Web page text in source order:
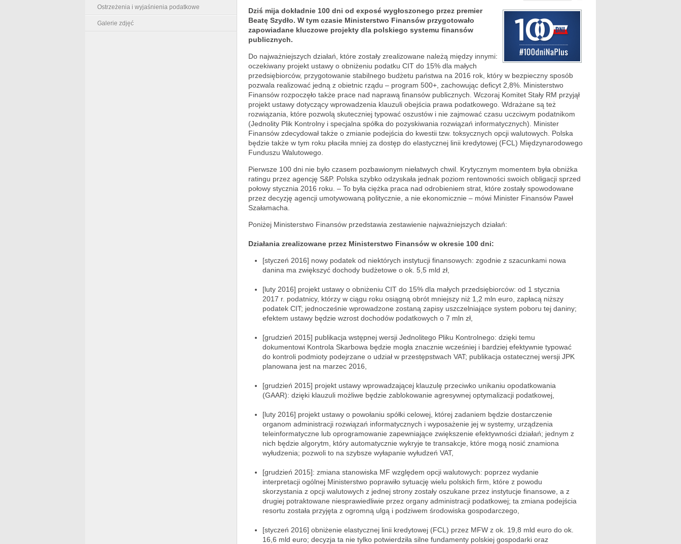
Ostrzeżenia i wyjaśnienia podatkowe
Galerie zdjęć
Dziś mija dokładnie 100 dni od exposé wygłoszonego przez premier
Beatę Szydło. W tym czasie Ministerstwo Finansów przygotowało
zapowiadane kluczowe projekty dla polskiego systemu finansów
publicznych.
Do najważniejszych działań, które zostały zrealizowane należą między innymi:
oczekiwany projekt ustawy o obniżeniu podatku CIT do 15% dla małych
przedsiębiorców, przygotowanie stabilnego budżetu państwa na 2016 rok, który w bezpieczny sposób
pozwala realizować jedną z obietnic rządu – program 500+, zachowując deficyt 2,8%. Ministerstwo
Finansów rozpoczęło także prace nad naprawą finansów publicznych. Wczoraj Komitet Stały RM przyjął
projekt ustawy dotyczący wprowadzenia klauzuli obejścia prawa podatkowego. Wdrażane są też
rozwiązania, które pozwolą skuteczniej typować oszustów i nie zajmować czasu uczciwym podatnikom
(Jednolity Plik Kontrolny i specjalna spółka do pozyskiwania rozwiązań informatycznych). Minister
Finansów zdecydował także o zmianie podejścia do kwestii tzw. toksycznych opcji walutowych. Polska
będzie także w tym roku płaciła mniej za dostęp do elastycznej linii kredytowej (FCL) Międzynarodowego
Funduszu Walutowego.
Pierwsze 100 dni nie było czasem pozbawionym niełatwych chwil. Krytycznym momentem była obniżka
ratingu przez agencję S&P. Polska szybko odzyskała jednak poziom rentowności swoich obligacji sprzed
połowy stycznia 2016 roku. – To była ciężka praca nad odrobieniem strat, które zostały spowodowane
przez decyzję agencji umotywowaną politycznie, a nie ekonomicznie – mówi Minister Finansów Paweł
Szałamacha.
Poniżej Ministerstwo Finansów przedstawia zestawienie najważniejszych działań:
Działania zrealizowane przez Ministerstwo Finansów w okresie 100 dni:
[styczeń 2016] nowy podatek od niektórych instytucji finansowych: zgodnie z szacunkami nowa
danina ma zwiększyć dochody budżetowe o ok. 5,5 mld zł,
[luty 2016] projekt ustawy o obniżeniu CIT do 15% dla małych przedsiębiorców: od 1 stycznia
2017 r. podatnicy, którzy w ciągu roku osiągną obrót mniejszy niż 1,2 mln euro, zapłacą niższy
podatek CIT; jednocześnie wprowadzone zostaną zapisy uszczelniające system poboru tej daniny;
efektem ustawy będzie wzrost dochodów podatkowych o 7 mln zł,
[grudzień 2015] publikacja wstępnej wersji Jednolitego Pliku Kontrolnego: dzięki temu
dokumentowi Kontrola Skarbowa będzie mogła znacznie wcześniej i bardziej efektywnie typować
do kontroli podmioty podejrzane o udział w przestępstwach VAT; publikacja ostatecznej wersji JPK
planowana jest na marzec 2016,
[grudzień 2015] projekt ustawy wprowadzającej klauzulę przeciwko unikaniu opodatkowania
(GAAR): dzięki klauzuli możliwe będzie zablokowanie agresywnej optymalizacji podatkowej,
[luty 2016] projekt ustawy o powołaniu spółki celowej, której zadaniem będzie dostarczenie
organom administracji rozwiązań informatycznych i wyposażenie jej w systemy, urządzenia
teleinformatyczne lub oprogramowanie zapewniające zwiększenie efektywności działań; jednym z
nich będzie algorytm, który automatycznie wykryje te transakcje, które mogą nosić znamiona
wyłudzenia; pozwoli to na szybsze wyłapanie wyłudzeń VAT,
[grudzień 2015]: zmiana stanowiska MF względem opcji walutowych: poprzez wydanie
interpretacji ogólnej Ministerstwo poprawiło sytuację wielu polskich firm, które z powodu
skorzystania z opcji walutowych z jednej strony zostały oszukane przez instytucje finansowe, a z
drugiej potraktowane niesprawiedliwie przez organy administracji podatkowej; ta zmiana podejścia
resortu została przyjęta z ogromną ulgą i podziwem środowiska gospodarczego,
[styczeń 2016] obniżenie elastycznej linii kredytowej (FCL) przez MFW z ok. 19,8 mld euro do ok.
16,6 mld euro; decyzja ta nie tylko potwierdziła silne fundamenty polskiej gospodarki oraz